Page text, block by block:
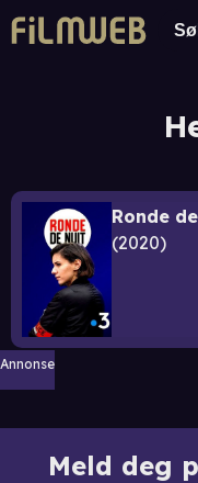
Ronde
2020
Annonse
Meld deg